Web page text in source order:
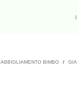
ABBIGLIAMENTO BIMBO /